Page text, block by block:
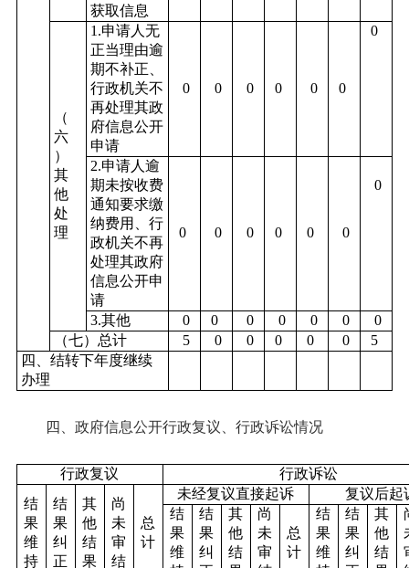
获取信息
（
六
）
其
他
处
理
1.申请人无
正当理由逾
期不补正、
行政机关不
再处理其政
府信息公开
申请
0 0 0 0 0 0
0
2.申请人逾
期未按收费
通知要求缴
纳费用、行
政机关不再
处理其政府
信息公开申
请
0 0 0 0 0 0
0
3.其他 0 0 0 0 0 0
0
（七）总计
5 0 0 0 0 0
5
四、结转下年度继续
办理
四、政府信息公开行政复议、行政诉讼情况
行政复议
行政诉讼
结
果
维
持
结
果
纠
正
其
他
结
果
尚
未
审
结
总
计
未经复议直接起诉
复议后起
结
果
维
结
果
纠
其
他
结
尚
未
审
总
计
结
果
维
结
果
纠
其
他
结